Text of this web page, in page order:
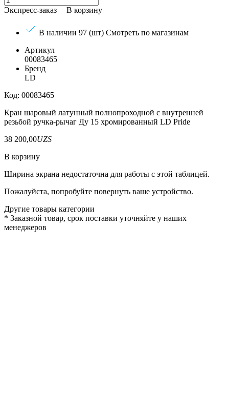
Экспресс-заказ В корзину
В наличии 97 (шт) Смотреть по магазинам
Артикул
00083465
Бренд
LD
Код: 00083465
Кран шаровый латунный полнопроходной с внутренней
резьбой ручка-рычаг Ду 15 хромированный LD Pride
38 200,00UZS
В корзину
Ширина экрана недостаточна для работы с этой таблицей.
Пожалуйста, попробуйте повернуть ваше устройство.
Другие товары категории
* Заказной товар, срок поставки уточняйте у наших
менеджеров